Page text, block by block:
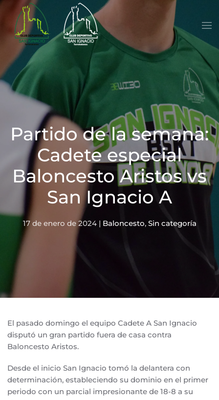
Skip to main content
Partido de la semana:
Cadete especial
Baloncesto Aristos vs
San Ignacio A
17 de enero de 2024| Baloncesto, Sin categoría
El pasado domingo el equipo Cadete A San Ignacio
disputó un gran partido fuera de casa contra
Baloncesto Aristos.
Desde el inicio San Ignacio tomó la delantera con
determinación, estableciendo su dominio en el primer
periodo con un parcial impresionante de 18-8 a su